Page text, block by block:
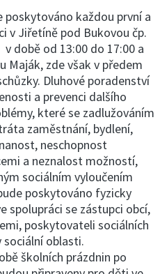
poskytováno každou první a
v Jiřetíně pod Bukovou čp.
době od 13:00 do 17:00 a
Maják, zde však v předem
Dluhové poradenství
a prevenci dalšího
které se zadlužováním
zaměstnání, bydlení,
neschopnost
a neznalost možností,
sociálním vyloučením
poskytováno fyzicky
spolupráci se zástupci obcí,
poskytovateli sociálních
sociální oblasti.
školních prázdnin po